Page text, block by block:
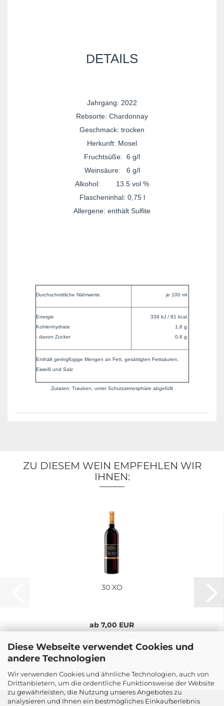
Diese Webseite verwendet Cookies und
andere Technologien
Wir verwenden Cookies und ähnliche Technologien, auch von
Drittanbietern, um die ordentliche Funktionsweise der Website
zu gewährleisten, die Nutzung unseres Angebotes zu
analysieren und Ihnen ein bestmögliches Einkaufserlebnis
DETAILS
Jahrgang: 2022
Rebsorte: Chardonnay
Geschmack: trocken
Herkunft: Mosel
Fruchtsüße: 6 g/l
Weinsäure: 6 g/l
Alkohol: 13.5 vol %
Flascheninhal: 0,75 l
Allergene: enthält Sulfite
Durchschnittliche Nährwerte je 100 ml
Energie
Kohlenhydrate
- davon Zucker
339 kJ / 81 kcal
1,6 g
0,6 g
Enthält geringfügige Mengen an Fett, gesättigten Fettsäuren,
Eiweiß und Salz
Zutaten: Trauben, unter Schutzatmosphäre abgefüllt
ZU DIESEM WEIN EMPFEHLEN WIR
IHNEN:
30 XO
ab 7,00 EUR